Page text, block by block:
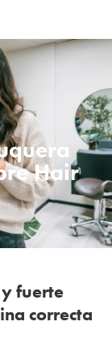
Hair
fuerte
correcta